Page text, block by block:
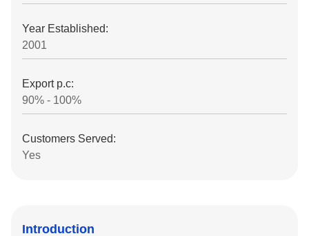
Year Established:
2001
Export p.c:
90% - 100%
Customers Served:
Yes
Introduction